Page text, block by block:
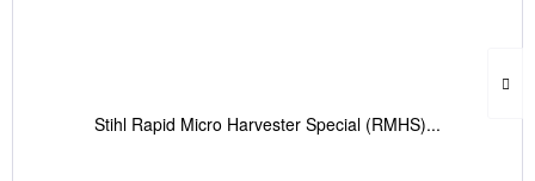
Stihl Rapid Micro Harvester Special (RMHS)...